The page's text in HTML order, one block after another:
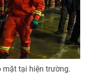
video
thao
sản
mặt tại hiện trường.